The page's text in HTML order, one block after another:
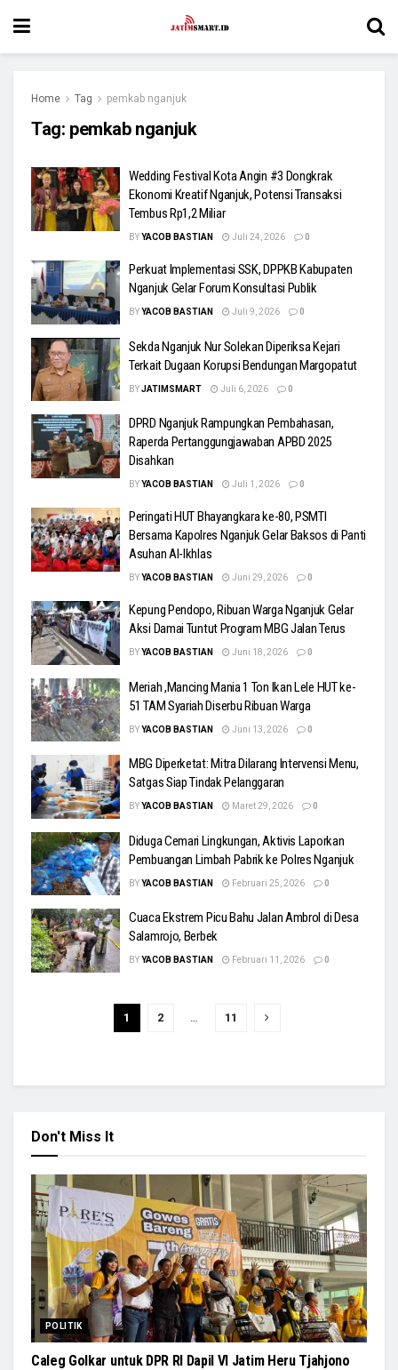
Home Tag pemkab nganjuk
Tag: pemkab nganjuk
Wedding Festival Kota Angin #3 Dongkrak
Ekonomi Kreatif Nganjuk, Potensi Transaksi
Tembus Rp1,2 Miliar
BYYACOB BASTIAN Juli 24, 2026 0
Perkuat Implementasi SSK, DPPKB Kabupaten
Nganjuk Gelar Forum Konsultasi Publik
BYYACOB BASTIAN Juli 9, 2026 0
Sekda Nganjuk Nur Solekan Diperiksa Kejari
Terkait Dugaan Korupsi Bendungan Margopatut
BYJATIMSMART Juli 6, 2026 0
DPRD Nganjuk Rampungkan Pembahasan,
Raperda Pertanggungjawaban APBD 2025
Disahkan
BYYACOB BASTIAN Juli 1, 2026 0
Peringati HUT Bhayangkara ke-80, PSMTI
Bersama Kapolres Nganjuk Gelar Baksos di Panti
Asuhan Al-Ikhlas
BYYACOB BASTIAN Juni 29, 2026 0
Kepung Pendopo, Ribuan Warga Nganjuk Gelar
Aksi Damai Tuntut Program MBG Jalan Terus
BYYACOB BASTIAN Juni 18, 2026 0
Meriah ,Mancing Mania 1 Ton Ikan Lele HUT ke-
51 TAM Syariah Diserbu Ribuan Warga
BYYACOB BASTIAN Juni 13, 2026 0
MBG Diperketat: Mitra Dilarang Intervensi Menu,
Satgas Siap Tindak Pelanggaran
BYYACOB BASTIAN Maret 29, 2026 0
Diduga Cemari Lingkungan, Aktivis Laporkan
Pembuangan Limbah Pabrik ke Polres Nganjuk
BYYACOB BASTIAN Februari 25, 2026 0
Cuaca Ekstrem Picu Bahu Jalan Ambrol di Desa
Salamrojo, Berbek
BYYACOB BASTIAN Februari 11, 2026 0
1 2 11
Don't Miss It
POLITIK
Caleg Golkar untuk DPR RI Dapil VI Jatim Heru Tjahjono